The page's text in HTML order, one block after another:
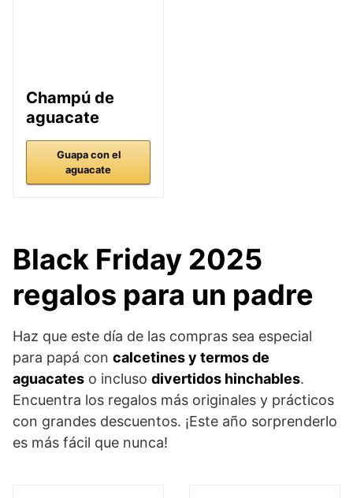
Champú de
aguacate
Guapa con el
aguacate
Black Friday 2025
regalos para un padre
Haz que este día de las compras sea especial
para papá con calcetines y termos de
aguacates o incluso divertidos hinchables.
Encuentra los regalos más originales y prácticos
con grandes descuentos. ¡Este año sorprenderlo
es más fácil que nunca!